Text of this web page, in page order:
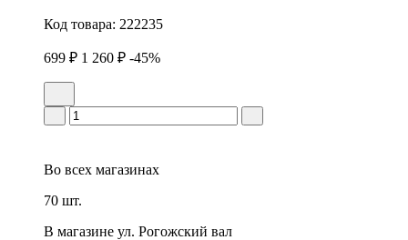
Код товара: 222235
699 ₽ 1 260 ₽ -45%
Во всех магазинах
70 шт.
В магазине ул. Рогожский вал